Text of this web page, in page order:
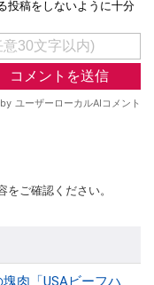
ご確認ください。
肉「USAビーフハ